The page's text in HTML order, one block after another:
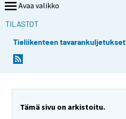
Avaa valikko
TILASTOT
Tieliikenteen tavarankuljetukset
Tämä sivu on arkistoitu.